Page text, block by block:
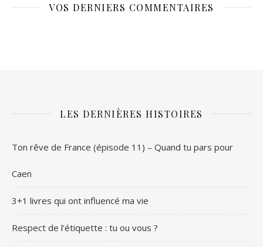
VOS DERNIERS COMMENTAIRES
LES DERNIÈRES HISTOIRES
Ton rêve de France (épisode 11) – Quand tu pars pour
Caen
3+1 livres qui ont influencé ma vie
Respect de l’étiquette : tu ou vous ?